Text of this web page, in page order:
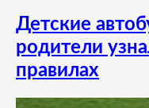
Детские
родители
правилах